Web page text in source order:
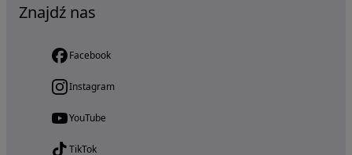
Znajdź nas
Facebook
Instagram
YouTube
TikTok